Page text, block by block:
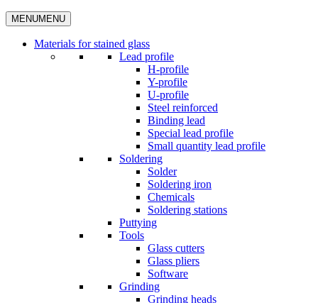
MENUMENU
Materials for stained glass
Lead profile
H-profile
Y-profile
U-profile
Steel reinforced
Binding lead
Special lead profile
Small quantity lead profile
Soldering
Solder
Soldering iron
Chemicals
Soldering stations
Puttying
Tools
Glass cutters
Glass pliers
Software
Grinding
Grinding heads